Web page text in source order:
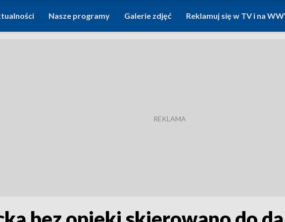
Nasze programy Galerie zdjęć Reklamuj się w TV i na